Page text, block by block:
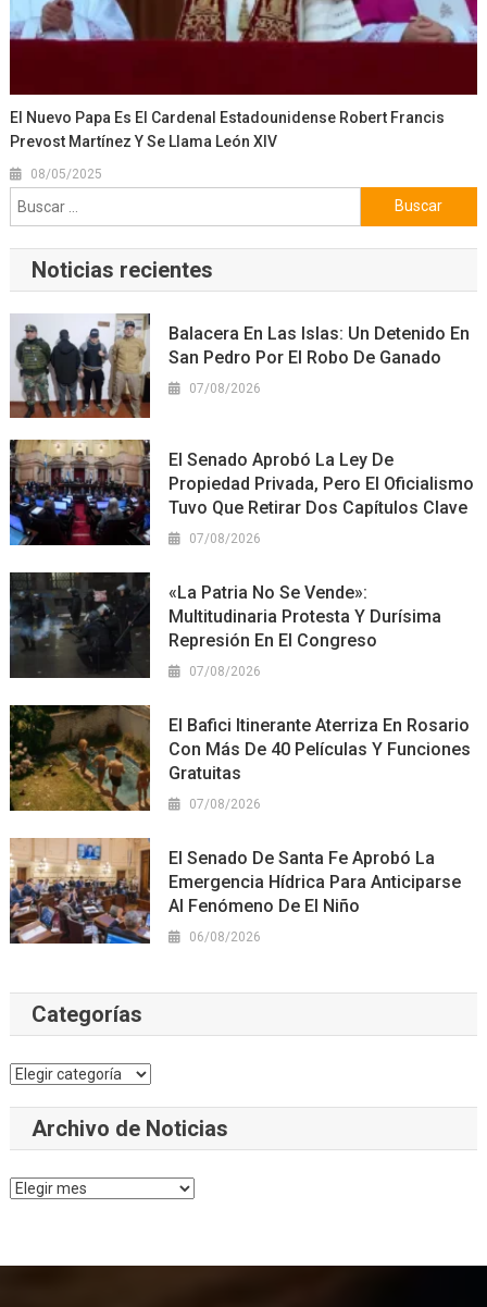
El Nuevo Papa Es El Cardenal Estadounidense Robert Francis
Prevost Martínez Y Se Llama León XIV
08/05/2025
Buscar:
Noticias recientes
Balacera En Las Islas: Un Detenido En
San Pedro Por El Robo De Ganado
07/08/2026
El Senado Aprobó La Ley De
Propiedad Privada, Pero El Oficialismo
Tuvo Que Retirar Dos Capítulos Clave
07/08/2026
«La Patria No Se Vende»:
Multitudinaria Protesta Y Durísima
Represión En El Congreso
07/08/2026
El Bafici Itinerante Aterriza En Rosario
Con Más De 40 Películas Y Funciones
Gratuitas
07/08/2026
El Senado De Santa Fe Aprobó La
Emergencia Hídrica Para Anticiparse
Al Fenómeno De El Niño
06/08/2026
Categorías
Categorías
Archivo de Noticias
Archivo